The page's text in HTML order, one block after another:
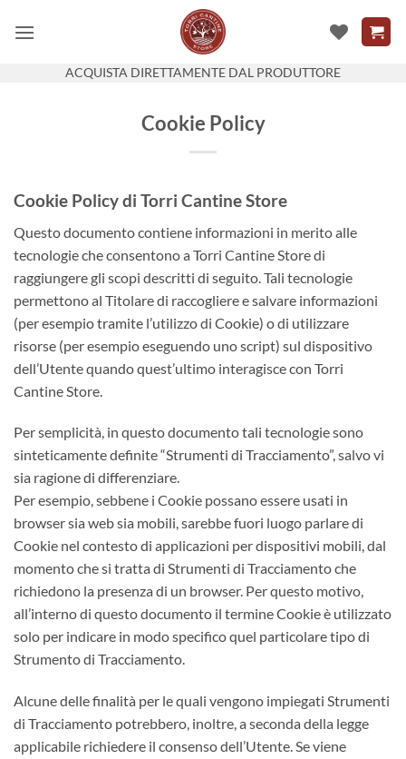
ACQUISTA DIRETTAMENTE DAL PRODUTTORE
Cookie Policy
Cookie Policy di Torri Cantine Store
Questo documento contiene informazioni in merito alle
tecnologie che consentono a Torri Cantine Store di
raggiungere gli scopi descritti di seguito. Tali tecnologie
permettono al Titolare di raccogliere e salvare informazioni
(per esempio tramite l’utilizzo di Cookie) o di utilizzare
risorse (per esempio eseguendo uno script) sul dispositivo
dell’Utente quando quest’ultimo interagisce con Torri
Cantine Store.
Per semplicità, in questo documento tali tecnologie sono
sinteticamente definite “Strumenti di Tracciamento”, salvo vi
sia ragione di differenziare.
Per esempio, sebbene i Cookie possano essere usati in
browser sia web sia mobili, sarebbe fuori luogo parlare di
Cookie nel contesto di applicazioni per dispositivi mobili, dal
momento che si tratta di Strumenti di Tracciamento che
richiedono la presenza di un browser. Per questo motivo,
all’interno di questo documento il termine Cookie è utilizzato
solo per indicare in modo specifico quel particolare tipo di
Strumento di Tracciamento.
Alcune delle finalità per le quali vengono impiegati Strumenti
di Tracciamento potrebbero, inoltre, a seconda della legge
applicabile richiedere il consenso dell’Utente. Se viene